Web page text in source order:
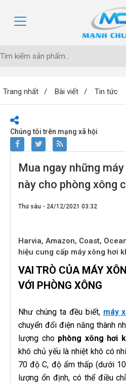
Trang nhất Bài viết Tin tức
Chúng tôi trên mạng xã hội
Mua ngay những
này cho phòng xông
Thứ sáu - 24/12/2021 03:32
Harvia, Amazon, Coast,
hiệu cung cấp máy xông hơi
VAI TRÒ CỦA MÁY
VỚI PHÒNG XÔNG
Như chúng ta đều biết, máy
chuyển đổi điện năng thành
lượng cho phòng xông hơi
khô chủ yếu là nhiệt khô có
70 độ C, độ ẩm thấp (dưới
lượng ổn định, có thể điều